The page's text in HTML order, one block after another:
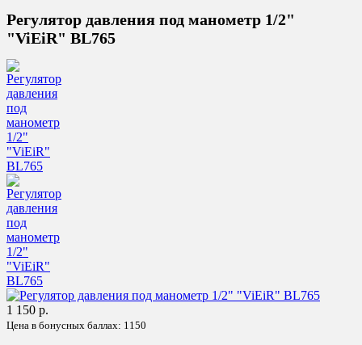
Регулятор давления под манометр 1/2"
"ViEiR" BL765
1 150 р.
Цена в бонусных баллах: 1150